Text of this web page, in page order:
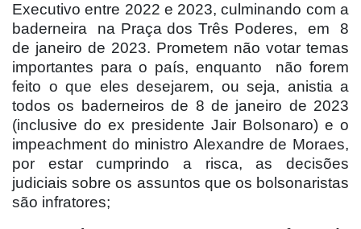
Executivo entre 2022 e 2023, culminando com a
baderneira
na Praça dos Três Poderes, em
8
de janeiro de 2023. Prometem não votar temas
importantes para o país, enquanto
não forem
feito o que eles desejarem, ou seja, anistia a
todos os baderneiros de 8 de janeiro de 2023
(inclusive do ex presidente Jair Bolsonaro) e o
impeachment do ministro Alexandre de Moraes,
por estar cumprindo a risca, as decisões
judiciais sobre os assuntos que os bolsonaristas
são infratores;